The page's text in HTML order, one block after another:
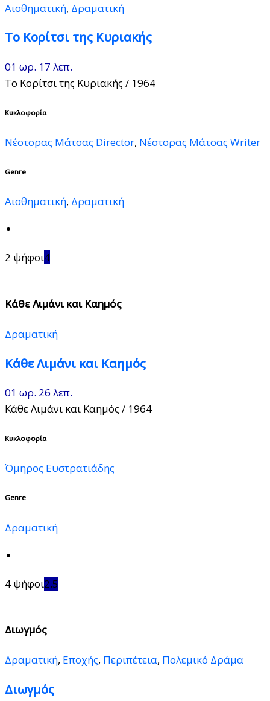
Αισθηματική, Δραματική
Το Κορίτσι της Κυριακής
01 ωρ. 17 λεπ.
Το Κορίτσι της Κυριακής / 1964
Κυκλοφορία
Νέστορας Μάτσας Director, Νέστορας Μάτσας Writer
Genre
Αισθηματική, Δραματική
2 ψήφοι4
Κάθε Λιμάνι και Καημός
Δραματική
Κάθε Λιμάνι και Καημός
01 ωρ. 26 λεπ.
Κάθε Λιμάνι και Καημός / 1964
Κυκλοφορία
Όμηρος Ευστρατιάδης
Genre
Δραματική
4 ψήφοι2.5
Διωγμός
Δραματική, Εποχής, Περιπέτεια, Πολεμικό Δράμα
Διωγμός